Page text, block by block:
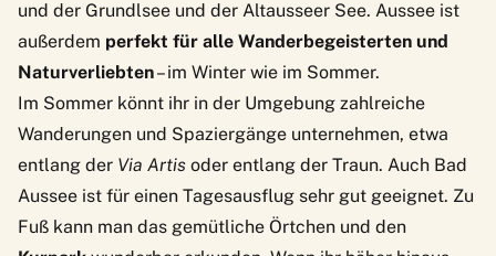
und der Grundlsee und der Altausseer See. Aussee ist
außerdem perfekt für alle Wanderbegeisterten und
Naturverliebten– im Winter wie im Sommer.
Im Sommer könnt ihr in der Umgebung zahlreiche
Wanderungen und Spaziergänge unternehmen, etwa
entlang der Via Artis oder entlang der Traun. Auch Bad
Aussee ist für einen Tagesausflug sehr gut geeignet. Zu
Fuß kann man das gemütliche Örtchen und den